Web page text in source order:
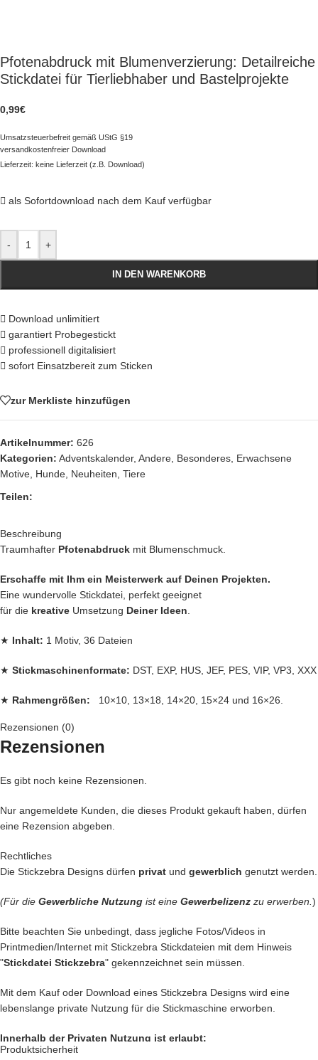
Pfotenabdruck mit Blumenverzierung: Detailreiche
Stickdatei für Tierliebhaber und Bastelprojekte
0,99€
Umsatzsteuerbefreit gemäß UStG §19
versandkostenfreier Download
Lieferzeit: keine Lieferzeit (z.B. Download)
als Sofortdownload nach dem Kauf verfügbar
- +
IN DEN WARENKORB
Download unlimitiert
garantiert Probegestickt
professionell digitalisiert
sofort Einsatzbereit zum Sticken
zur Merkliste hinzufügen
Artikelnummer: 626
Kategorien: Adventskalender, Andere Besonderes Erwachsene
Motive Hunde Neuheiten Tiere
Teilen:
Beschreibung
Traumhafter Pfotenabdruck mit Blumenschmuck.
Erschaffe mit Ihm ein Meisterwerk auf Deinen Projekten.
Eine wundervolle Stickdatei, perfekt geeignet
für die kreative Umsetzung Deiner Ideen
★ Inhalt: 1 Motiv, 36 Dateien
★ Stickmaschinenformate: DST, EXP, HUS, JEF, PES, VIP, VP3, XXX
★ Rahmengrößen: 10×10, 13×18, 14×20, 15×24 und 16×26.
JedeStickdatei bei Stickzebra wird mit
liefern, getestet,
den bei uns kommen nur die BESTENDateien in unseren Shop.
Du kannst mit unseren Stickdateien deine
verschönern und zu einem Einzelstück machen
… oder vielleicht ein
Handtuch
individuell so gestalten wie Du es
… auch dieKleidung Deiner Kinder kannst Du besticken und damit
… kreiereGeschenkedie einzigartig sind und nie vergessen werden.
… schenkeJacken, Hemden, Kissen, Taschenund vieles mehr
einen zauberhaften Look mit DeinerKreativität.
Das sind nur unsereIdeen. Du hast jetzt ganz sicher noch genialere
Idee im Kopf. Lass Deiner Fantasie freien Lauf.
Pfote.
Rezensionen (0)
Rezensionen
Es gibt noch keine Rezensionen.
Nur angemeldete Kunden, die dieses Produkt gekauft haben, dürfen
eine Rezension abgeben.
Rechtliches
Die Stickzebra Designs dürfen privat und gewerblich genutzt werden.
(Für die Gewerbliche Nutzung ist eine Gewerbelizenz zu erwerben. )
Bitte beachten Sie unbedingt, dass jegliche Fotos/Videos in
Printmedien/Internet mit Stickzebra Stickdateien mit dem Hinweis
"Stickdatei Stickzebra" gekennzeichnet sein müssen.
Mit dem Kauf oder Download eines Stickzebra Designs wird eine
lebenslange private Nutzung für die Stickmaschine erworben.
Innerhalb der Privaten Nutzung ist erlaubt:
Produktsicherheit